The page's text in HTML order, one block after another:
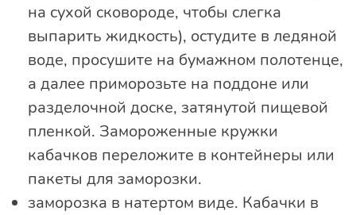
на сухой сковороде, чтобы слегка
выпарить жидкость), остудите в ледяной
воде, просушите на бумажном полотенце,
а далее приморозьте на поддоне или
разделочной доске, затянутой пищевой
пленкой. Замороженные кружки
кабачков переложите в контейнеры или
пакеты для заморозки.
заморозка в натертом виде. Кабачки в